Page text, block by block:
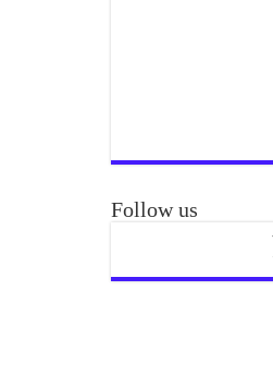
Follow us